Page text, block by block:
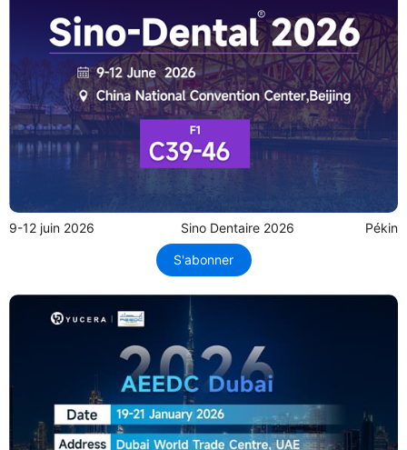
9-12 juin 2026 Sino Dentaire 2026 Pékin
S'abonner